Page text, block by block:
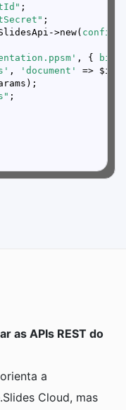
>new( config
, {
,
'document'
as APIs REST do
a
Cloud, mas